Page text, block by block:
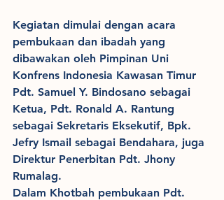
Kegiatan dimulai dengan acara
pembukaan dan ibadah yang
dibawakan oleh Pimpinan Uni
Konfrens Indonesia Kawasan Timur
Pdt. Samuel Y. Bindosano sebagai
Ketua, Pdt. Ronald A. Rantung
sebagai Sekretaris Eksekutif, Bpk.
Jefry Ismail sebagai Bendahara, juga
Direktur Penerbitan Pdt. Jhony
Rumalag.
Dalam Khotbah pembukaan Pdt.